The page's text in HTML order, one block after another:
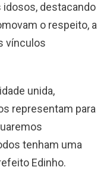
destacando
o respeito, a
vínculos
unida,
representam para
tenham uma
Edinho.